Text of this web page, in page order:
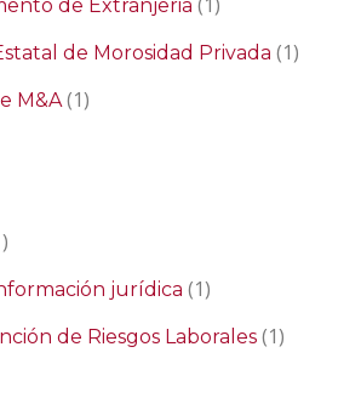
de Extranjeria
de Morosidad Privada (1)
M&A(1)
jurídica (1)
de Riesgos Laborales (1)